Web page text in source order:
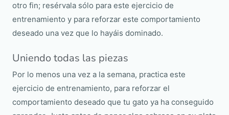
otro fin; resérvala sólo para este ejercicio de
entrenamiento y para reforzar este comportamiento
deseado una vez que lo hayáis dominado.
Uniendo todas las piezas
Por lo menos una vez a la semana, practica este
ejercicio de entrenamiento, para reforzar el
comportamiento deseado que tu gato ya ha conseguido